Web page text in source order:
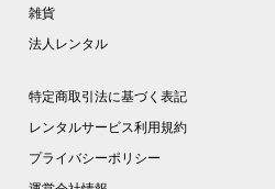
雑貨
法人レンタル
特定商取引法に基づく表記
レンタルサービス利用規約
プライバシーポリシー